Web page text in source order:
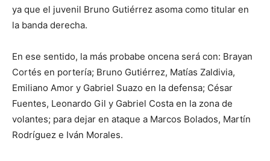
ya que el juvenil Bruno Gutiérrez asoma como titular en
la banda derecha.
En ese sentido, la más probabe oncena será con: Brayan
Cortés en portería; Bruno Gutiérrez, Matías Zaldivia,
Emiliano Amor y Gabriel Suazo en la defensa; César
Fuentes, Leonardo Gil y Gabriel Costa en la zona de
volantes; para dejar en ataque a Marcos Bolados, Martín
Rodríguez e Iván Morales.